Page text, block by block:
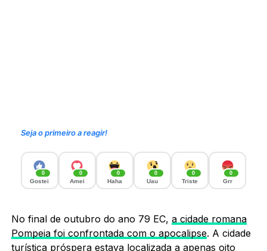
Seja o primeiro a reagir!
0
Gostei
0
Amei
0
Haha
0
Uau
0
Triste
0
Grr
No final de outubro do ano 79 EC, a cidade romana
Pompeia foi confrontada com o apocalipse. A cidade
turística próspera estava localizada a apenas oito